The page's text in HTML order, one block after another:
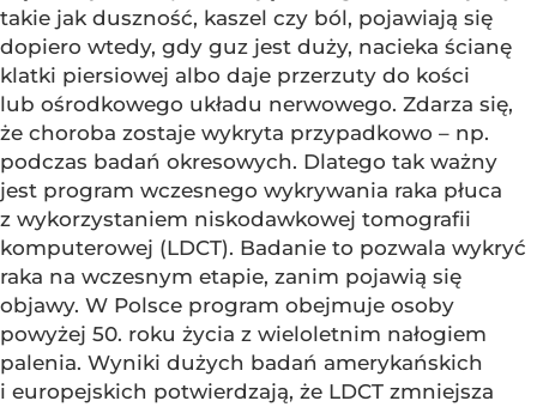
takie jak duszność, kaszel czy ból, pojawiają się
dopiero wtedy, gdy guz jest duży, nacieka ścianę
klatki piersiowej albo daje przerzuty do kości
lub ośrodkowego układu nerwowego. Zdarza się,
że choroba zostaje wykryta przypadkowo – np.
podczas badań okresowych. Dlatego tak ważny
jest program wczesnego wykrywania raka płuca
z wykorzystaniem niskodawkowej tomografii
komputerowej (LDCT). Badanie to pozwala wykryć
raka na wczesnym etapie, zanim pojawią się
objawy. W Polsce program obejmuje osoby
powyżej 50. roku życia z wieloletnim nałogiem
palenia. Wyniki dużych badań amerykańskich
i europejskich potwierdzają, że LDCT zmniejsza